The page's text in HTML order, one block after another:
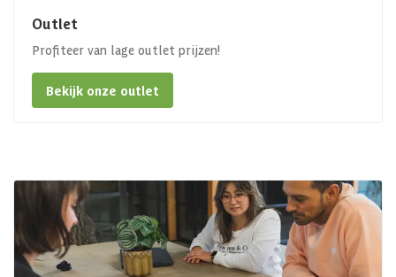
Outlet
Profiteer van lage outlet prijzen!
Bekijk onze outlet